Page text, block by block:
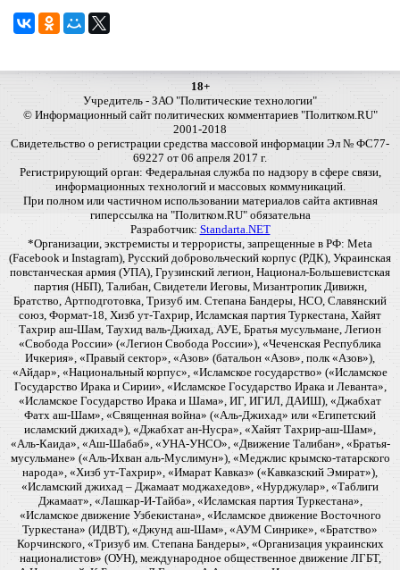
18+
Учредитель - ЗАО "Политические технологии"
© Информационный сайт политических комментариев "Политком.RU"
2001-2018
Свидетельство о регистрации средства массовой информации Эл № ФС77-
69227 от 06 апреля 2017 г.
Регистрирующий орган: Федеральная служба по надзору в сфере связи,
информационных технологий и массовых коммуникаций.
При полном или частичном использовании материалов сайта активная
гиперссылка на "Политком.RU" обязательна
Разработчик: Standarta.NET
*Организации, экстремисты и террористы, запрещенные в РФ: Meta
(Facebook и Instagram), Русский добровольческий корпус (РДК), Украинская
повстанческая армия (УПА), Грузинский легион, Национал-Большевистская
партия (НБП), Талибан, Свидетели Иеговы, Мизантропик Дивижн,
Братство, Артподготовка, Тризуб им. Степана Бандеры, НСО, Славянский
союз, Формат-18, Хизб ут-Тахрир, Исламская партия Туркестана, Хайят
Тахрир аш-Шам, Таухид валь-Джихад, АУЕ, Братья мусульмане, Легион
«Свобода России» («Легион Свобода России»), «Чеченская Республика
Ичкерия», «Правый сектор», «Азов» (батальон «Азов», полк «Азов»),
«Айдар», «Национальный корпус», «Исламское государство» («Исламское
Государство Ирака и Сирии», «Исламское Государство Ирака и Леванта»,
«Исламское Государство Ирака и Шама», ИГ, ИГИЛ, ДАИШ), «Джабхат
Фатх аш-Шам», «Священная война» («Аль-Джихад» или «Египетский
исламский джихад»), «Джабхат ан-Нусра», «Хайят Тахрир-аш-Шам»,
«Аль-Каида», «Аш-Шабаб», «УНА-УНСО», «Движение Талибан», «Братья-
мусульмане» («Аль-Ихван аль-Муслимун»), «Меджлис крымско-татарского
народа», «Хизб ут-Тахрир», «Имарат Кавказ» («Кавказский Эмират»),
«Исламский джихад – Джамаат моджахедов», «Нурджулар», «Таблиги
Джамаат», «Лашкар-И-Тайба», «Исламская партия Туркестана»,
«Исламское движение Узбекистана», «Исламское движение Восточного
Туркестана» (ИДВТ), «Джунд аш-Шам», «АУМ Синрике», «Братство»
Корчинского, «Тризуб им. Степана Бандеры», «Организация украинских
националистов» (ОУН), международное общественное движение ЛГБТ,